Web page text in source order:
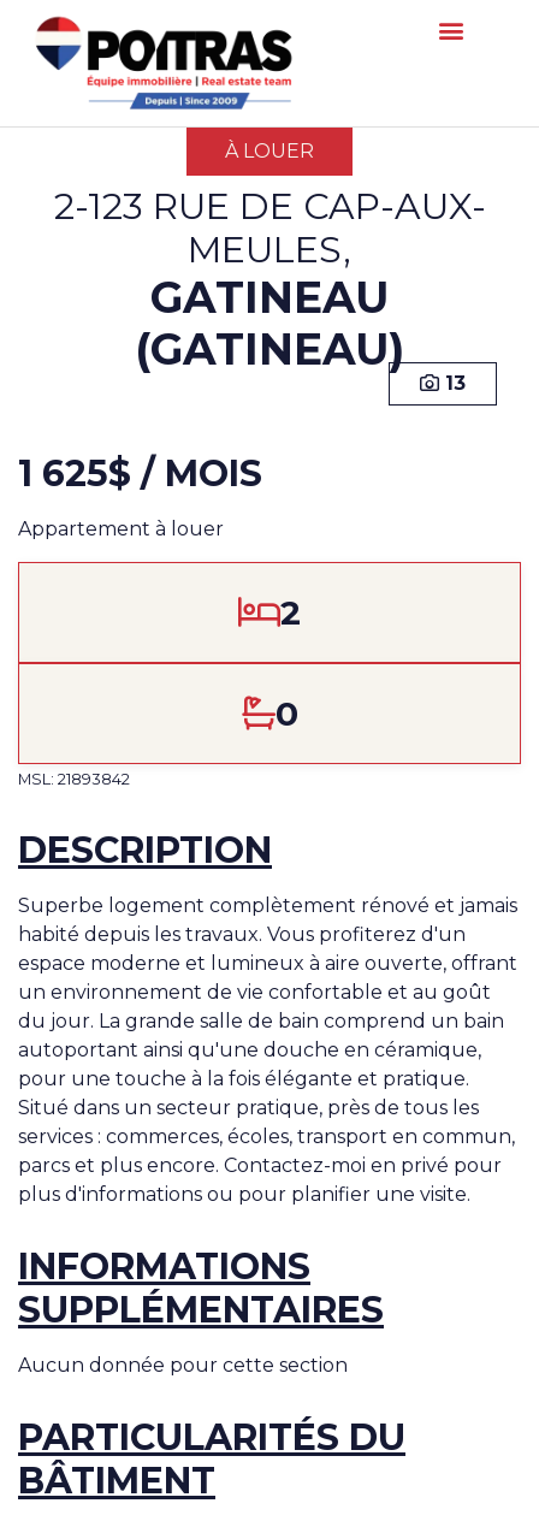
À LOUER
2-123 RUE DE CAP-AUX-
MEULES,
GATINEAU
(GATINEAU)
13
1 625$ / MOIS
Appartement à louer
2
0
MSL: 21893842
DESCRIPTION
Superbe logement complètement rénové et jamais
habité depuis les travaux. Vous profiterez d'un
espace moderne et lumineux à aire ouverte, offrant
un environnement de vie confortable et au goût
du jour. La grande salle de bain comprend un bain
autoportant ainsi qu'une douche en céramique,
pour une touche à la fois élégante et pratique.
Situé dans un secteur pratique, près de tous les
services : commerces, écoles, transport en commun,
parcs et plus encore. Contactez-moi en privé pour
plus d'informations ou pour planifier une visite.
INFORMATIONS
SUPPLÉMENTAIRES
Aucun donnée pour cette section
PARTICULARITÉS DU
BÂTIMENT